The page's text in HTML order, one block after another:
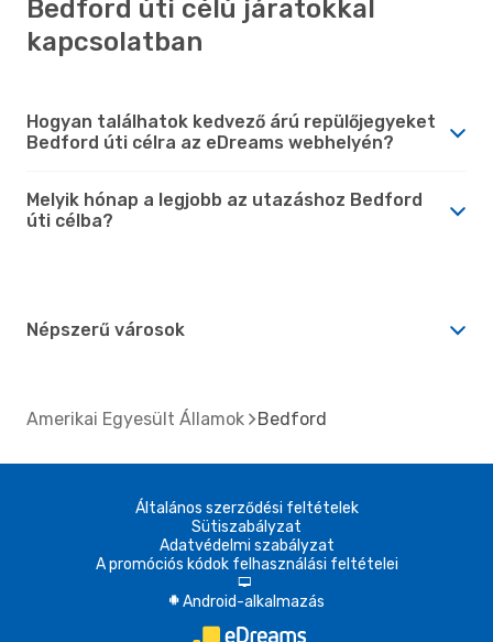
Bedford úti célú járatokkal
kapcsolatban
Hogyan találhatok kedvező árú repülőjegyeket
Bedford úti célra az eDreams webhelyén?
Melyik hónap a legjobb az utazáshoz Bedford
úti célba?
Népszerű városok
Amerikai Egyesült Államok Bedford
Általános szerződési feltételek
Sütiszabályzat
Adatvédelmi szabályzat
A promóciós kódok felhasználási feltételei
d
A Android-alkalmazás